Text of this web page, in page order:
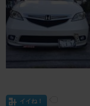
イイね！